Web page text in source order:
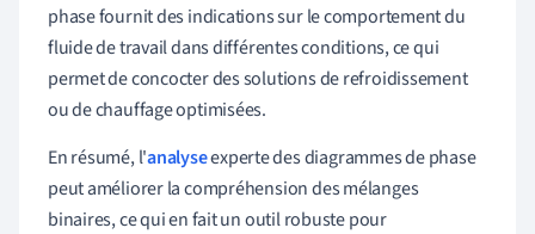
phase fournit des indications sur le comportement du
fluide de travail dans différentes conditions, ce qui
permet de concocter des solutions de refroidissement
ou de chauffage optimisées.
En résumé, l'analyseexperte des diagrammes de phase
peut améliorer la compréhension des mélanges
binaires, ce qui en fait un outil robuste pour